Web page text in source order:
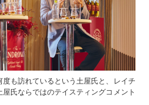
も訪れているという土屋氏と、レイチ
氏ならではのテイスティングコメント